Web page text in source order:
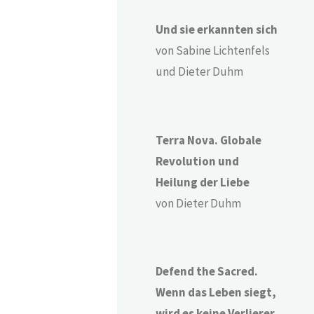
Und sie erkannten sich
von Sabine Lichtenfels
und Dieter Duhm
Terra Nova. Globale
Revolution und
Heilung der Liebe
von Dieter Duhm
Defend the Sacred.
Wenn das Leben siegt,